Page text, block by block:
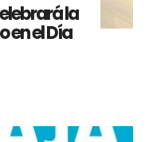
la
en el Día